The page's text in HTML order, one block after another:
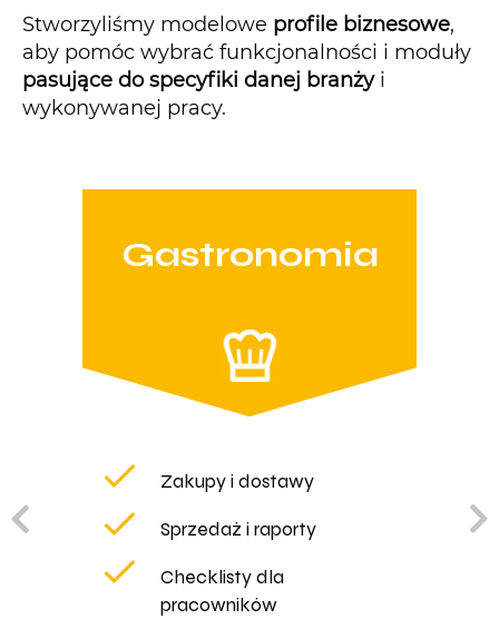
Stworzyliśmy modelowe profile biznesowe,
aby pomóc wybrać funkcjonalności i moduły
pasujące do specyfiki danej branżyi
wykonywanej pracy.
Sprzedawca
Sprzedaż online
Zamówienia pod klienta
Oferty grupowe i
indywidualne